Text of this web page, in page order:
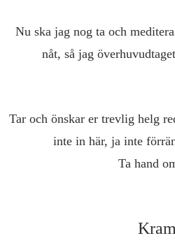
Nu ska jag nog ta och
nåt, så jag
Tar och önskar er trevlig helg
inte in här, ja inte
Ta hand